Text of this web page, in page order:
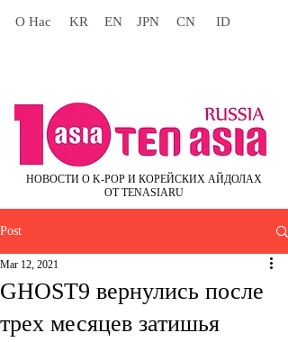
О Нас KR EN JPN CN ID
НОВОСТИ О K-POP И КОРЕЙСКИХ АЙДОЛАХ
ОТ TENASIARU
Post
GHOST9 вернулись после
трех месяцев затишья
Mar 12, 2021